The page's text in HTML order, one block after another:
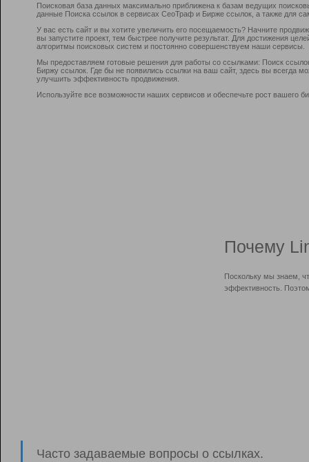
Поисковая база данных максимально приближена к базам ведущих
данные Поиска ссылок в сервисах СеоТраф и Бирже ссылок, а также для
У вас есть сайт и вы хотите увеличить его посещаемость? Начните
вы запустите проект, тем быстрее получите результат. Для достижения
алгоритмы поисковых систем и постоянно совершенствуем наши сервисы.
Мы предоставляем готовые решения для работы со ссылками: Поиск
Биржу ссылок. Где бы не появились ссылки на ваш сайт, здесь вы всегда
улучшить эффективность продвижения.
Используйте все возможности наших сервисов и обеспечьте рост вашего
Почему
Поскольку мы знаем,
эффективность.
Часто задаваемые вопросы о ссылках.